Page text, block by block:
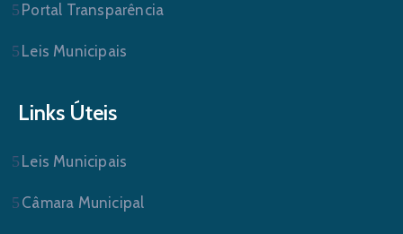
Portal Transparência
Leis Municipais
Links Úteis
Leis Municipais
Câmara Municipal